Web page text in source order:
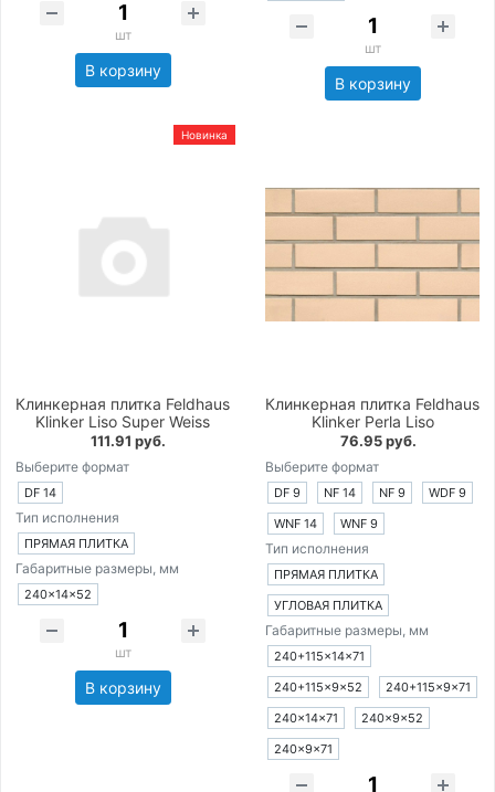
шт
В корзину
шт
В корзину
Новинка
Клинкерная плитка Feldhaus
Klinker Liso Super Weiss
111.91 руб.
Выберите формат
DF 14
Тип исполнения
ПРЯМАЯ ПЛИТКА
Габаритные размеры, мм
240×14×52
шт
В корзину
Клинкерная плитка Feldhaus
Klinker Perla Liso
76.95 руб.
Выберите формат
DF 9 NF 14 NF 9
WDF 9
WNF 14
WNF 9
Тип исполнения
ПРЯМАЯ ПЛИТКА
УГЛОВАЯ ПЛИТКА
Габаритные размеры, мм
240+115×14×71
240+115×9×52
240+115×9×71
240×14×71
240×9×52
240×9×71